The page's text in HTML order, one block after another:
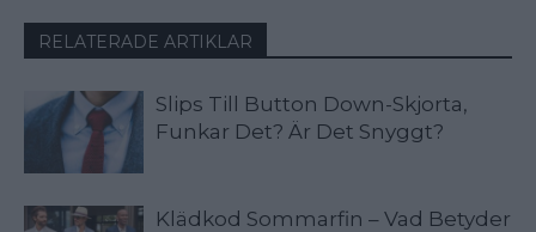
RELATERADE ARTIKLAR
Slips Till Button Down-Skjorta,
Funkar Det? Är Det Snyggt?
Klädkod Sommarfin – Vad Betyder